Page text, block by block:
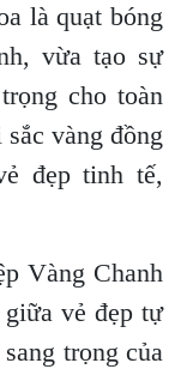
là quạt bóng
vừa tạo sự
cho toàn
vàng đồng
đẹp tinh tế,
Vàng Chanh
vẻ đẹp tự
trọng của